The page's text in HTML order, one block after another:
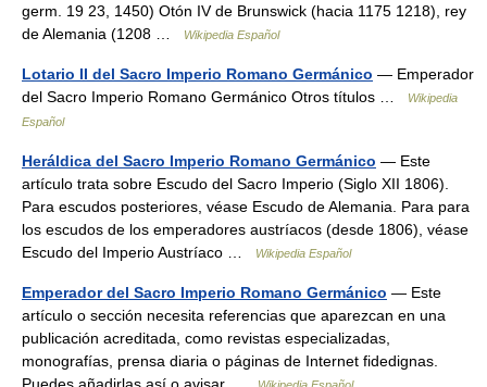
germ. 19 23, 1450) Otón IV de Brunswick (hacia 1175 1218), rey
de Alemania (1208 …
Wikipedia Español
Lotario II del Sacro Imperio Romano Germánico — Emperador
del Sacro Imperio Romano Germánico Otros títulos …
Wikipedia
Español
Heráldica del Sacro Imperio Romano Germánico — Este
artículo trata sobre Escudo del Sacro Imperio (Siglo XII 1806).
Para escudos posteriores, véase Escudo de Alemania. Para para
los escudos de los emperadores austríacos (desde 1806), véase
Escudo del Imperio Austríaco …
Wikipedia Español
Emperador del Sacro Imperio Romano Germánico — Este
artículo o sección necesita referencias que aparezcan en una
publicación acreditada, como revistas especializadas,
monografías, prensa diaria o páginas de Internet fidedignas.
Puedes añadirlas así o avisar …
Wikipedia Español